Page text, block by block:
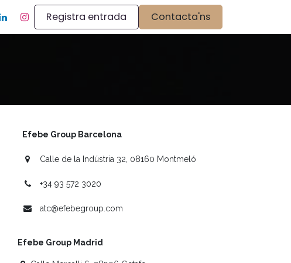
Registra entrada Contacta'ns
Efebe Group Barcelona
Calle de la Indústria 32, 08160 Montmeló
+34 93 572 3020
atc@efebegroup.com
Efebe Group Madrid